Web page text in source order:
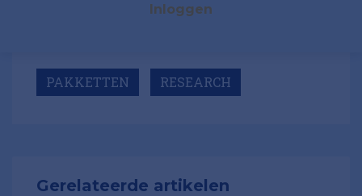
Inloggen
PAKKETTEN RESEARCH
Gerelateerde artikelen